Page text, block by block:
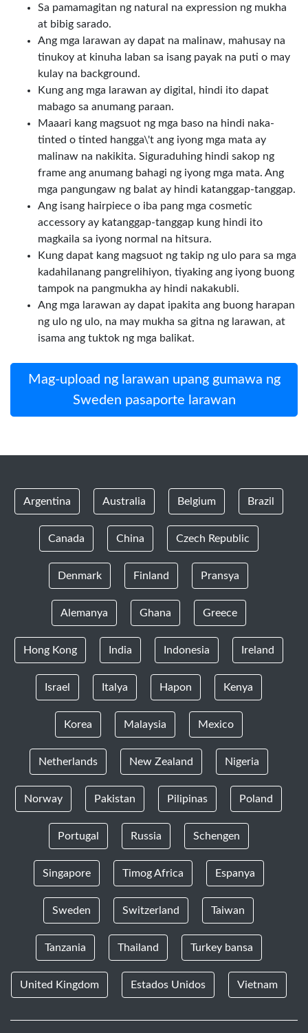
Sa pamamagitan ng natural na expression ng mukha
at bibig sarado.
Ang mga larawan ay dapat na malinaw, mahusay na
tinukoy at kinuha laban sa isang payak na puti o may
kulay na background.
Kung ang mga larawan ay digital, hindi ito dapat
mabago sa anumang paraan.
Maaari kang magsuot ng mga baso na hindi naka-
tinted o tinted hangga\'t ang iyong mga mata ay
malinaw na nakikita. Siguraduhing hindi sakop ng
frame ang anumang bahagi ng iyong mga mata. Ang
mga pangungaw ng balat ay hindi katanggap-tanggap.
Ang isang hairpiece o iba pang mga cosmetic
accessory ay katanggap-tanggap kung hindi ito
magkaila sa iyong normal na hitsura.
Kung dapat kang magsuot ng takip ng ulo para sa mga
kadahilanang pangrelihiyon, tiyaking ang iyong buong
tampok na pangmukha ay hindi nakakubli.
Ang mga larawan ay dapat ipakita ang buong harapan
ng ulo ng ulo, na may mukha sa gitna ng larawan, at
isama ang tuktok ng mga balikat.
Mag-upload ng larawan upang gumawa ng
Sweden pasaporte larawan
Argentina Australia Belgium Brazil
Canada China Czech Republic
Denmark Finland Pransya
Alemanya Ghana Greece
Hong Kong India Indonesia Ireland
Israel Italya Hapon Kenya
Korea Malaysia Mexico
Netherlands New Zealand Nigeria
Norway Pakistan Pilipinas Poland
Portugal Russia Schengen
Singapore Timog Africa Espanya
Sweden Switzerland Taiwan
Tanzania Thailand Turkey bansa
United Kingdom Estados Unidos Vietnam